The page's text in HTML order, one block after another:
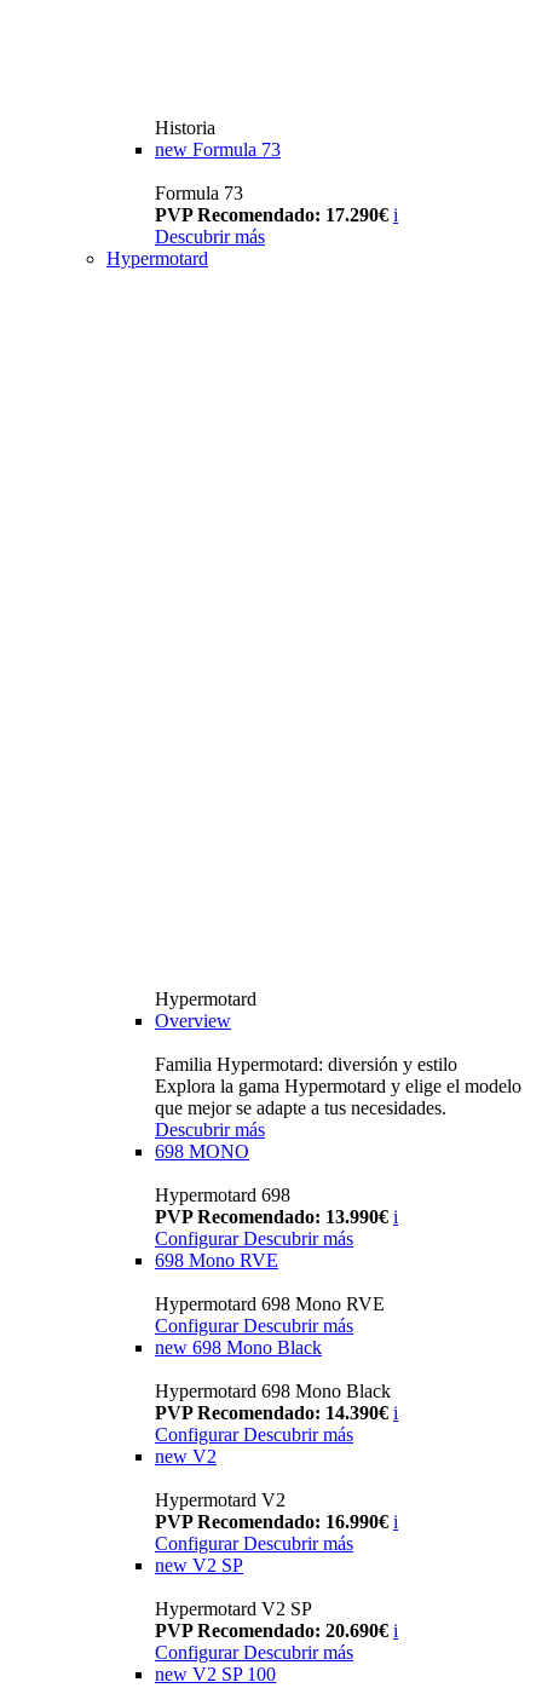
Historia
new Formula 73
Formula 73
PVP Recomendado: 17.290€ i
Descubrir más
Hypermotard
Hypermotard
Overview
Familia Hypermotard: diversión y estilo
Explora la gama Hypermotard y elige el modelo
que mejor se adapte a tus necesidades.
Descubrir más
698 MONO
Hypermotard 698
PVP Recomendado: 13.990€ i
ConfigurarDescubrir más
698 Mono RVE
Hypermotard 698 Mono RVE
Configurar Descubrir más
new 698 Mono Black
Hypermotard 698 Mono Black
PVP Recomendado: 14.390€ i
Configurar Descubrir más
new V2
Hypermotard V2
PVP Recomendado: 16.990€ i
Configurar Descubrir más
new V2 SP
Hypermotard V2 SP
PVP Recomendado: 20.690€ i
Configurar Descubrir más
new V2 SP 100